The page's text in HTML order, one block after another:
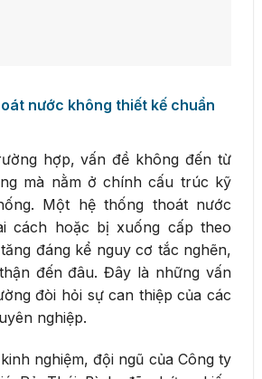
nước không thiết kế chuẩn
hợp, vấn đề không đến từ
mà nằm ở chính cấu trúc kỹ
Một hệ thống thoát nước
cách hoặc bị xuống cấp theo
đáng kể nguy cơ tắc nghẽn,
đến đâu. Đây là những vấn
đòi hỏi sự can thiệp của các
nghiệp.
nghiệm, đội ngũ của Công ty